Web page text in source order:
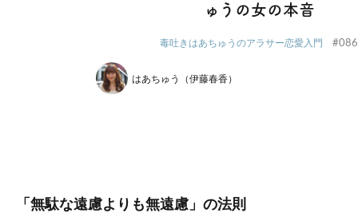
ゅうの女の本音
毒吐きはあちゅうのアラサー恋愛入門 #086
はあちゅう（伊藤春香）
「無駄な遠慮よりも無遠慮」の法則